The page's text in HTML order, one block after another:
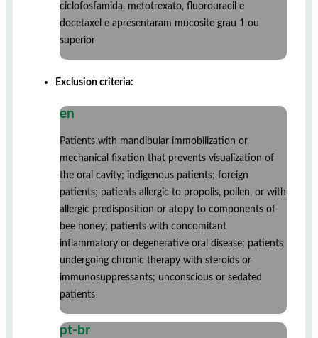
ciclofosfamida, metotrexato, fluorouracil e
docetaxel e apresentaram mucosite grau 1 ou
superior
Exclusion criteria:
en
Patients with mandibular immobilization or
mechanical fixation that prevents visualization of
the oral cavity; indigenous patients; foreign
patients; patients allergic to propolis, pollen, or with
allergic predisposition or atopy to components of
bee honey; patients with concomitant
inflammatory or degenerative oral disease; patients
undergoing chronic therapy with steroids or
immunosuppressants; unconscious or sedated
patients
pt-br